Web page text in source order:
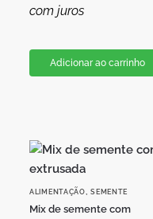
com juros
Adicionar ao carrinho
ALIMENTAÇÃO,SEMENTE
Mix de semente com